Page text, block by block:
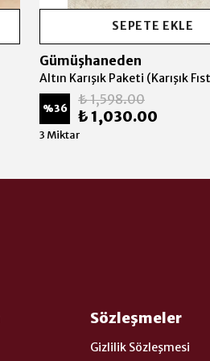
SEPETE EKLE
Gümüşhaneden
%36
₺ 1,598.00
₺ 1,030.00
3 Miktar
Sözleşmeler
Gizlilik Sözleşmesi